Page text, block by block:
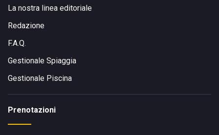
La nostra linea editoriale
Redazione
F.A.Q.
Gestionale Spiaggia
Gestionale Piscina
Prenotazioni